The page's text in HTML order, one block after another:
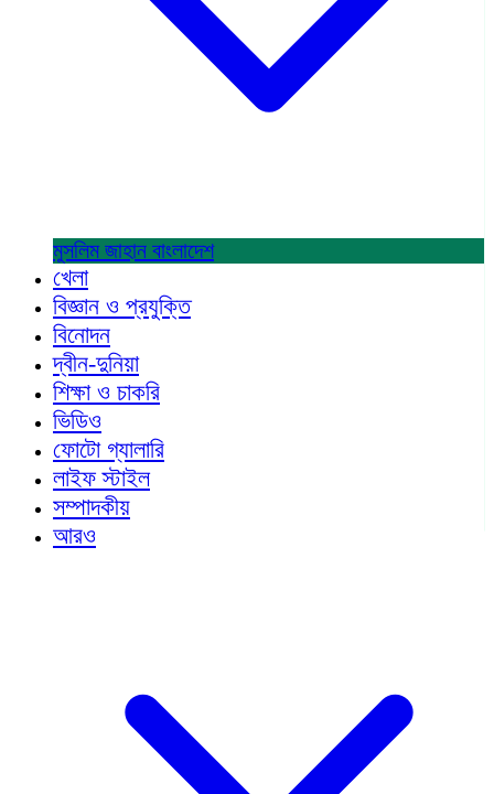
মুসলিম জাহান বাংলাদেশ
খেলা
বিজ্ঞান ও প্রযুক্তি
বিনোদন
দ্বীন-দুনিয়া
শিক্ষা ও চাকরি
ভিডিও
ফোটো গ্যালারি
লাইফ স্টাইল
সম্পাদকীয়
আরও